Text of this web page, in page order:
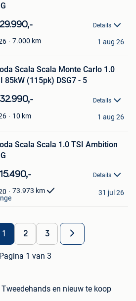
Details
7.000 km 1 aug 26
Scala Scala Monte Carlo 1.0
85kW (115pk) DSG7 - 5
Details
10 km 1 aug 26
Scala Scala 1.0 TSI Ambition
Details
73.973 km 31 jul 26
1 2 3
Pagina 1 van 3
en nieuw te koop